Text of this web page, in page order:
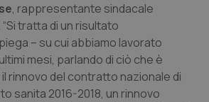
di Bolzano
di Trento
& Scompenso
, rappresentante sindacale
tratta di un risultato
– su cui abbiamo lavorato
mesi, parlando di ciò che è
rinnovo del contratto nazionale di
sanita 2016-2018, un rinnovo